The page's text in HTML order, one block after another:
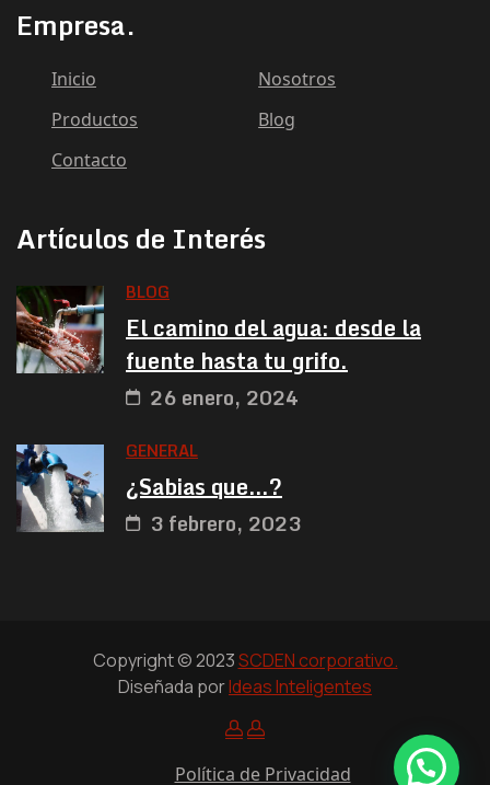
Empresa.
Inicio
Nosotros
Productos
Blog
Contacto
Artículos de Interés
BLOG
El camino del agua: desde la
fuente hasta tu grifo.
26 enero, 2024
GENERAL
¿Sabias que…?
3 febrero, 2023
Copyright © 2023SCDEN corporativo.
Diseñada porIdeas Inteligentes
Política de Privacidad